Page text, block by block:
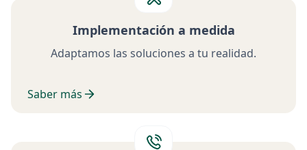
Implementación a medida
Adaptamos las soluciones a tu realidad.
Saber más